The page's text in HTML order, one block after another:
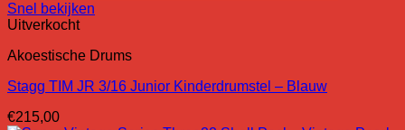
Snel bekijken
Uitverkocht
Akoestische Drums
Stagg TIM JR 3/16 Junior Kinderdrumstel – Blauw
€215,00